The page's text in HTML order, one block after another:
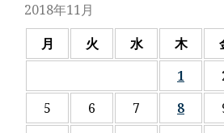
2018年11月
月
火 水 木
1
5
6 7 8